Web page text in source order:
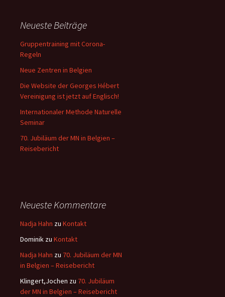
Neueste Beiträge
Gruppentraining mit Corona-
Regeln
Neue Zentren in Belgien
Die Website der Georges Hébert
Vereinigung ist jetzt auf Englisch!
Internationaler Methode Naturelle
Seminar
70. Jubiläum der MN in Belgien –
Reisebericht
Neueste Kommentare
Nadja Hahn zu Kontakt
Dominik zu Kontakt
Nadja Hahn zu 70. Jubiläum der MN
in Belgien – Reisebericht
Klingert,Jochen zu 70. Jubiläum
der MN in Belgien – Reisebericht